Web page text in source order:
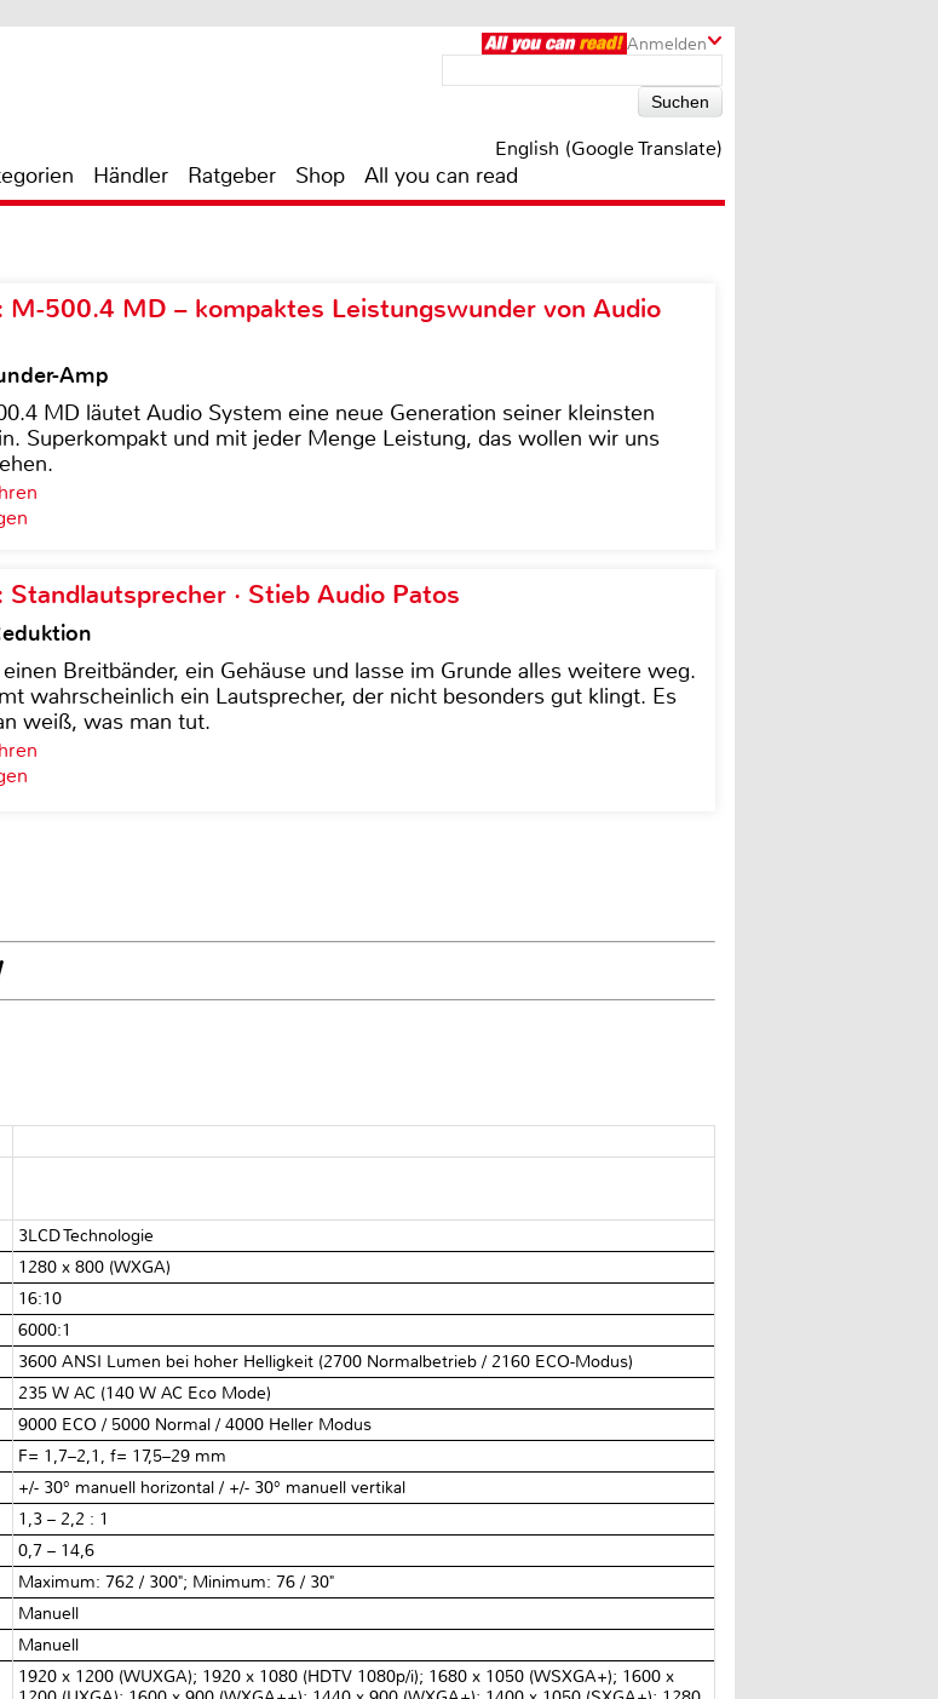
Anmelden
English (Google Translate)
Händler Ratgeber Shop All you can read
M-500.4 MD – kompaktes Leistungswunder von Audio
Amp
MD läutet Audio System eine neue Generation seiner kleinsten
Superkompakt und mit jeder Menge Leistung, das wollen wir uns
Standlautsprecher · Stieb Audio Patos
Breitbänder, ein Gehäuse und lasse im Grunde alles weitere weg.
wahrscheinlich ein Lautsprecher, der nicht besonders gut klingt. Es
weiß, was man tut.
3LCD Technologie
1280 x 800 (WXGA)
16:10
6000:1
3600 ANSI Lumen bei hoher Helligkeit (2700 Normalbetrieb / 2160 ECO-Modus)
235 W AC (140 W AC Eco Mode)
9000 ECO / 5000 Normal / 4000 Heller Modus
F= 1,7–2,1, f= 17,5–29 mm
+/- 30° manuell horizontal / +/- 30° manuell vertikal
1,3 – 2,2 : 1
0,7 – 14,6
Maximum: 762 / 300"; Minimum: 76 / 30"
Manuell
Manuell
1920 x 1200 (WUXGA); 1920 x 1080 (HDTV 1080p/i); 1680 x 1050 (WSXGA+); 1600 x